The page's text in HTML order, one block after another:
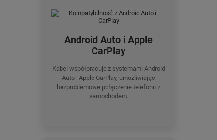
Android Auto i Apple
CarPlay
Kabel współpracuje z systemami Android
Auto i Apple CarPlay, umożliwiając
bezproblemowe połączenie telefonu z
samochodem.